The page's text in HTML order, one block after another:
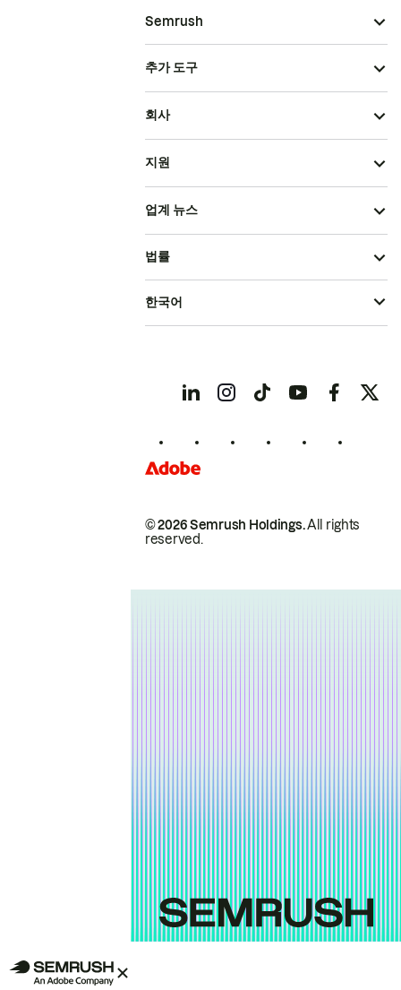
Semrush
추가 도구
회사
지원
업계 뉴스
© 2026 Semrush Holdings.All rights
reserved.
법률
한국어